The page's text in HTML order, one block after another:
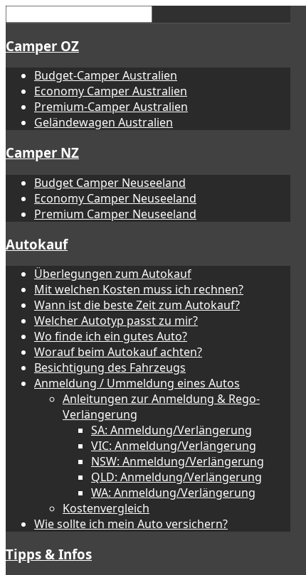
Camper OZ
Budget-Camper Australien
Economy Camper Australien
Premium-Camper Australien
Geländewagen Australien
Camper NZ
Budget Camper Neuseeland
Economy Camper Neuseeland
Premium Camper Neuseeland
Autokauf
Überlegungen zum Autokauf
Mit welchen Kosten muss ich rechnen?
Wann ist die beste Zeit zum Autokauf?
Welcher Autotyp passt zu mir?
Wo finde ich ein gutes Auto?
Worauf beim Autokauf achten?
Besichtigung des Fahrzeugs
Anmeldung / Ummeldung eines Autos
Anleitungen zur Anmeldung & Rego-
Verlängerung
SA: Anmeldung/Verlängerung
VIC: Anmeldung/Verlängerung
NSW: Anmeldung/Verlängerung
QLD: Anmeldung/Verlängerung
WA: Anmeldung/Verlängerung
Kostenvergleich
Wie sollte ich mein Auto versichern?
Tipps & Infos